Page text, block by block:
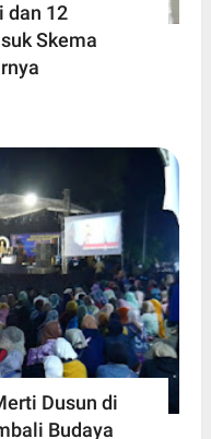
dan 12
Skema
Dusun di
Budaya